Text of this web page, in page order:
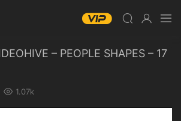
– PEOPLE SHAPES – 17
1.07k